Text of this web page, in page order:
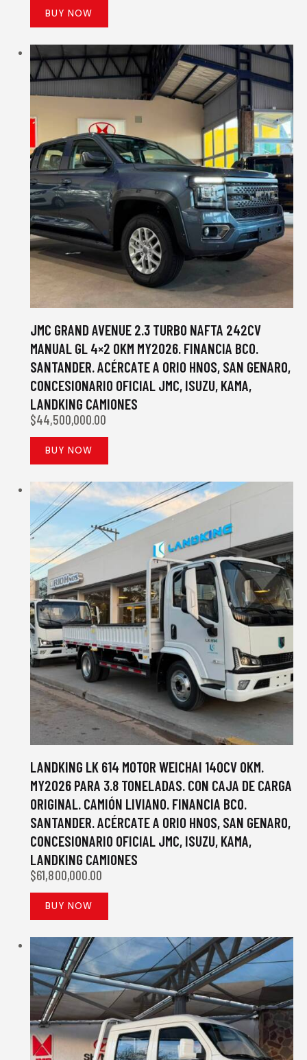
BUY NOW
JMC GRAND AVENUE 2.3 TURBO NAFTA 242CV
MANUAL GL 4×2 0KM MY2026. FINANCIA BCO.
SANTANDER. ACÉRCATE A ORIO HNOS, SAN GENARO,
CONCESIONARIO OFICIAL JMC, ISUZU, KAMA,
LANDKING CAMIONES
$44,500,000.00
BUY NOW
LANDKING LK 614 MOTOR WEICHAI 140CV 0KM.
MY2026 PARA 3.8 TONELADAS. CON CAJA DE CARGA
ORIGINAL. CAMIÓN LIVIANO. FINANCIA BCO.
SANTANDER. ACÉRCATE A ORIO HNOS, SAN GENARO,
CONCESIONARIO OFICIAL JMC, ISUZU, KAMA,
LANDKING CAMIONES
$61,800,000.00
BUY NOW